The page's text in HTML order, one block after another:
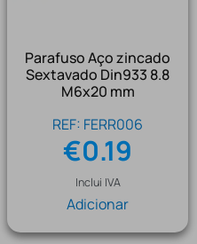
Parafuso Aço zincado
Sextavado Din933 8.8
M6x20 mm
REF: FERR006
€0.19
Inclui IVA
Adicionar